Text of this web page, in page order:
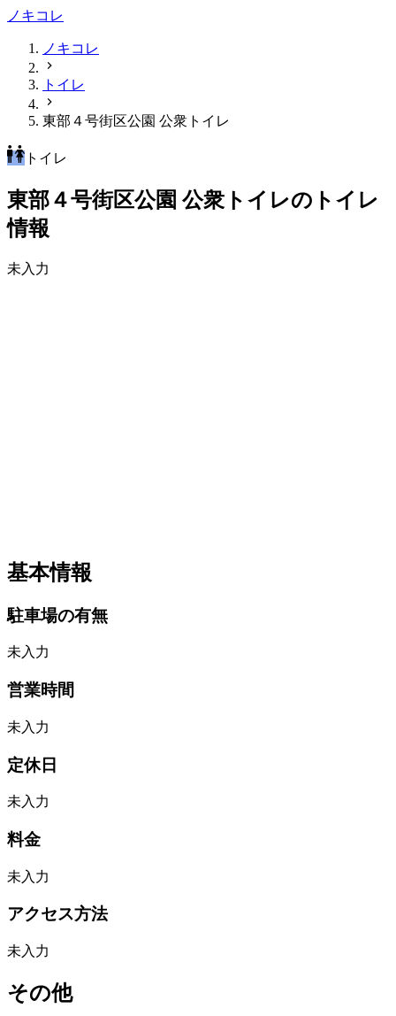
ノキコレ
ノキコレ
トイレ
東部４号街区公園 公衆トイレ
トイレ
東部４号街区公園 公衆トイレのトイレ
情報
未入力
基本情報
駐車場の有無
未入力
営業時間
未入力
定休日
未入力
料金
未入力
アクセス方法
未入力
その他